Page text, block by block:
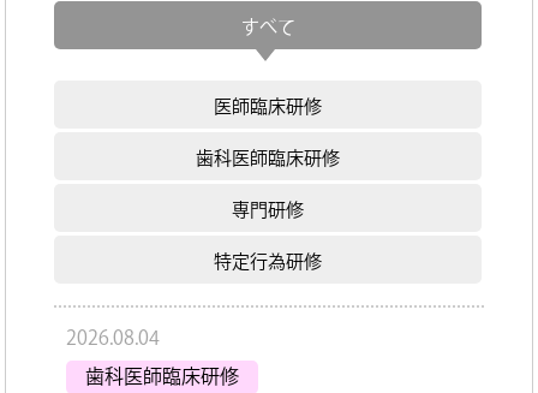
すべて
医師臨床研修
歯科医師臨床研修
専門研修
特定行為研修
2026.08.04
歯科医師臨床研修